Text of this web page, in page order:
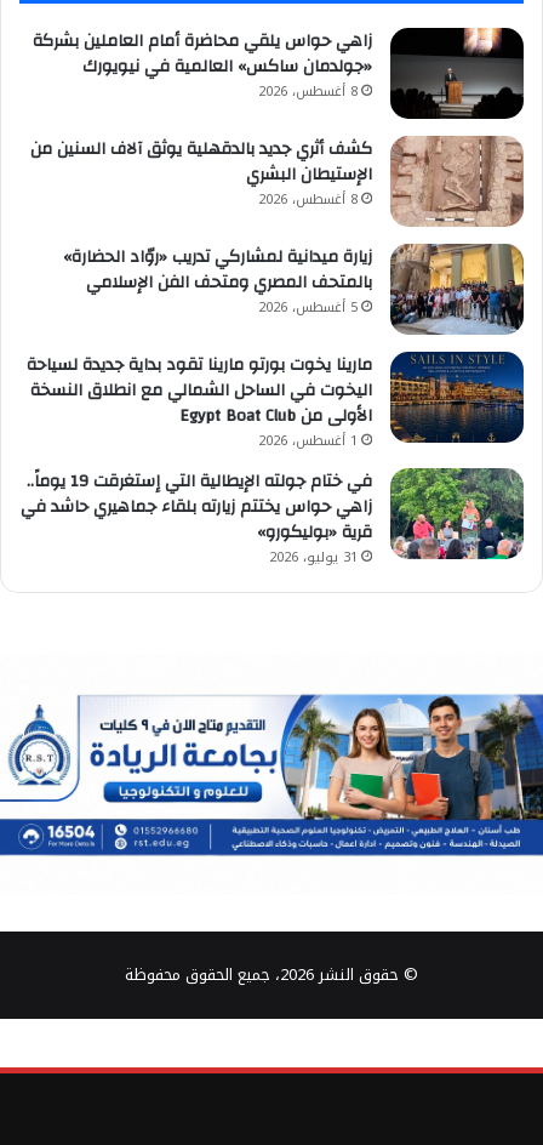
زاهي حواس يلقي محاضرة أمام العاملين بشركة
«جولدمان ساكس» العالمية في نيويورك
8 أغسطس، 2026
كشف أثري جديد بالدقهلية يوثق آلاف السنين من
الإستيطان البشري
8 أغسطس، 2026
زيارة ميدانية لمشاركي تدريب «روّاد الحضارة»
بالمتحف المصري ومتحف الفن الإسلامي
5 أغسطس، 2026
مارينا يخوت بورتو مارينا تقود بداية جديدة لسياحة
اليخوت في الساحل الشمالي مع انطلاق النسخة
الأولى من Egypt Boat Club
1 أغسطس، 2026
في ختام جولته الإيطالية التي إستغرقت 19 يوماً..
زاهي حواس يختتم زيارته بلقاء جماهيري حاشد في
قرية «بوليكورو»
31 يوليو، 2026
© حقوق النشر 2026، جميع الحقوق محفوظة